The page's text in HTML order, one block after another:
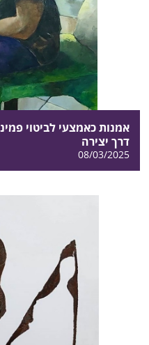
אמנות כאמצעי לביטוי
דרך יצירה
08/03/2025